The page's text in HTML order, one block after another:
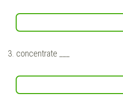
3. concentrate ___